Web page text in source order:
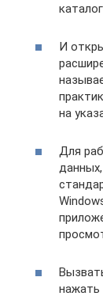
И
на
Для
нажать